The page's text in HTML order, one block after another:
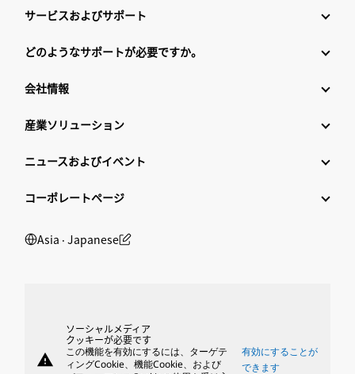
サービスおよびサポート
どのようなサポートが必要ですか。
会社情報
産業ソリューション
ニュースおよびイベント
コーポレートページ
Asia ‧ Japanese
warning
ソーシャルメディア
クッキーが必要です
この機能を有効にするには、ターゲテ
ィングCookie、機能Cookie、および
有効にすることが
できます